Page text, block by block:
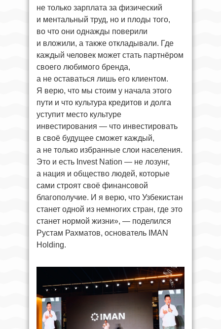
не только зарплата за физический
и ментальный труд, но и плоды того,
во что они однажды поверили
и вложили, а также откладывали. Где
каждый человек может стать партнёром
своего любимого бренда,
а не оставаться лишь его клиентом.
Я верю, что мы стоим у начала этого
пути и что культура кредитов и долга
уступит место культуре
инвестирования — что инвестировать
в своё будущее сможет каждый,
а не только избранные слои населения.
Это и есть Invest Nation — не лозунг,
а нация и общество людей, которые
сами строят своё финансовой
благополучие. И я верю, что Узбекистан
станет одной из немногих стран, где это
станет нормой жизни», — поделился
Рустам Рахматов, основатель IMAN
Holding.